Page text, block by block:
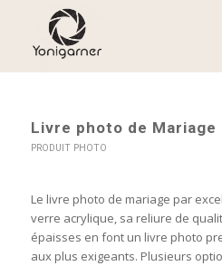
Livre photo de Mariage
PRODUIT PHOTO
Le livre photo de mariage par
verre acrylique, sa reliure de
épaisses en font un livre photo
aux plus exigeants. Plusieurs